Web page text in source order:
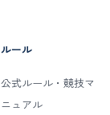
ルール
公式ルール・競技マ
ニュアル